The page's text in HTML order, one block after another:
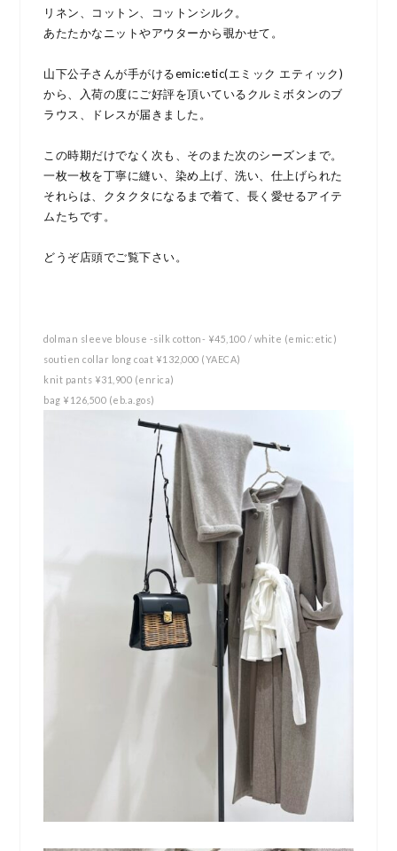
リネン、コットン、コットンシルク。
あたたかなニットやアウターから覗かせて。
山下公子さんが手がけるemic:etic(エミック エティック)
から、入荷の度にご好評を頂いているクルミボタンのブ
ラウス、ドレスが届きました。
この時期だけでなく次も、そのまた次のシーズンまで。
一枚一枚を丁寧に縫い、染め上げ、洗い、仕上げられた
それらは、クタクタになるまで着て、長く愛せるアイテ
ムたちです。
どうぞ店頭でご覧下さい。
dolman sleeve blouse -silk cotton- ¥45,100 / white (emic:etic)
soutien collar long coat ¥132,000 (YAECA)
knit pants ¥31,900 (enrica)
bag ¥126,500 (eb.a.gos)